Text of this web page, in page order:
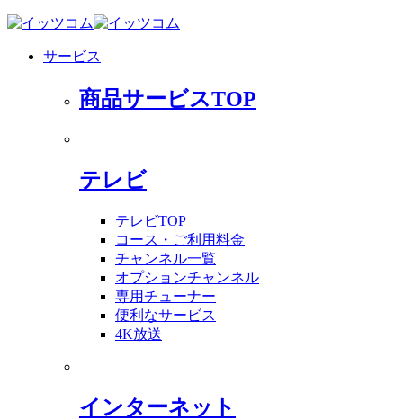
サービス
商品サービスTOP
テレビ
テレビTOP
コース・ご利用料金
チャンネル一覧
オプションチャンネル
専用チューナー
便利なサービス
4K放送
インターネット